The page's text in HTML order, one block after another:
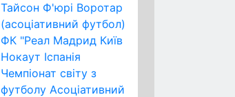
Тайсон Ф'юрі Воротар
(асоціативний футбол)
ФК "Реал Мадрид Київ
Нокаут Іспанія
Чемпіонат світу з
футболу Асоціативний